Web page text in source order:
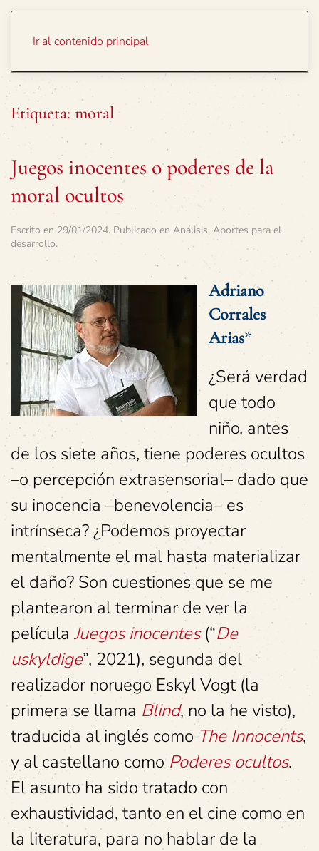
Ir al contenido principal
Etiqueta: moral
Juegos inocentes o poderes de la
moral ocultos
Escrito en 29/01/2024. Publicado en Análisis, Aportes para el
desarrollo.
Adriano
Corrales
Arias*
¿Será verdad
que todo
niño, antes
de los siete años, tiene poderes ocultos
–o percepción extrasensorial– dado que
su inocencia –benevolencia– es
intrínseca? ¿Podemos proyectar
mentalmente el mal hasta materializar
el daño? Son cuestiones que se me
plantearon al terminar de ver la
película Juegos inocentes(“De
uskyldige”, 2021), segunda del
realizador noruego Eskyl Vogt (la
primera se llama Blind, no la he visto),
traducida al inglés comoThe Innocents,
y al castellano como Poderes ocultos.
El asunto ha sido tratado con
exhaustividad, tanto en el cine como en
la literatura, para no hablar de la